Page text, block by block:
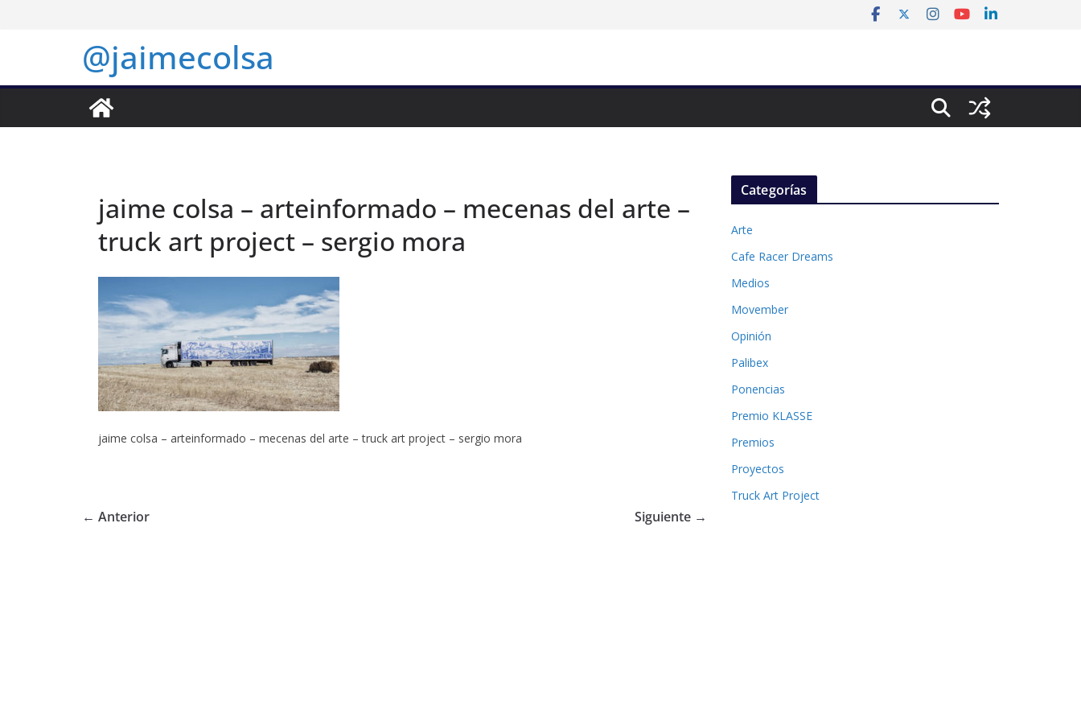
@jaimecolsa
jaime colsa – arteinformado – mecenas del arte –
truck art project – sergio mora
jaime colsa – arteinformado – mecenas del arte – truck art project – sergio mora
← Anterior Siguiente →
Categorías
Arte
Cafe Racer Dreams
Medios
Movember
Opinión
Palibex
Ponencias
Premio KLASSE
Premios
Proyectos
Truck Art Project